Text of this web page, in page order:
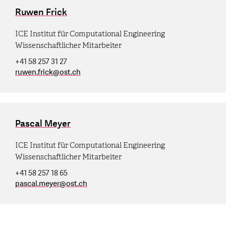
Ruwen Frick
ICE Institut für Computational Engineering
Wissenschaftlicher Mitarbeiter
+41 58 257 31 27
ruwen.frick@ost.ch
Pascal Meyer
ICE Institut für Computational Engineering
Wissenschaftlicher Mitarbeiter
+41 58 257 18 65
pascal.meyer@ost.ch